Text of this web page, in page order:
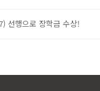
선행으로 장학금 수상!